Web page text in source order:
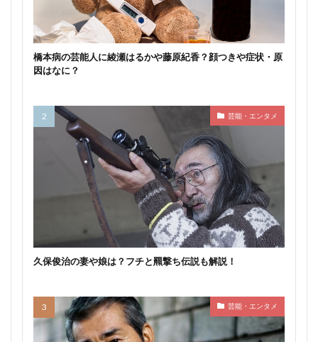
橋本病の芸能人に綾瀬はるかや藤原紀香？顔つきや症状・原
因はなに？
芸能・エンタメ
久保俊治の妻や娘は？フチと羆撃ち伝説も解説！
芸能・エンタメ